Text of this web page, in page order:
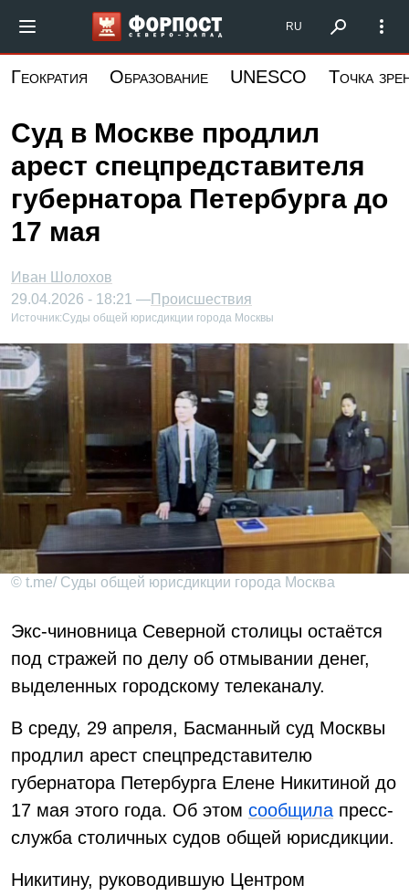
основному
Форпост Северо-Запад
RU
Геократия Образование UNESCO Точка
Суд в Москве продлил
арест спецпредставителя
губернатора Петербурга до
17 мая
Иван Шолохов
29.04.2026 - 18:21 —Происшествия
Источник:Суды общей юрисдикции города Москвы
© t.me/ Суды общей юрисдикции города Москва
Экс-чиновница Северной столицы остаётся
под стражей по делу об отмывании денег,
выделенных городскому телеканалу.
В среду, 29 апреля, Басманный суд Москвы
продлил арест спецпредставителю
губернатора Петербурга Елене Никитиной до
17 мая этого года. Об этом сообщила пресс-
служба столичных судов общей юрисдикции.
Никитину, руководившую Центром